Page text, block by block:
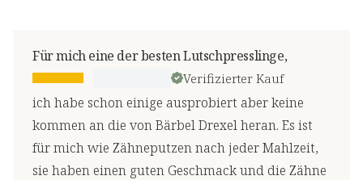
Für mich eine der besten Lutschpresslinge,
Verifizierter Kauf
ich habe schon einige ausprobiert aber keine
kommen an die von Bärbel Drexel heran. Es ist
für mich wie Zähneputzen nach jeder Mahlzeit,
sie haben einen guten Geschmack und die Zähne